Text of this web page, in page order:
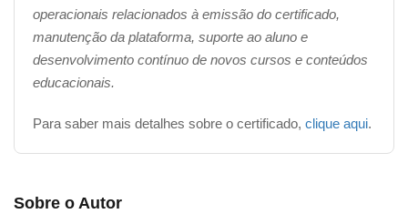
operacionais relacionados à emissão do certificado,
manutenção da plataforma, suporte ao aluno e
desenvolvimento contínuo de novos cursos e conteúdos
educacionais.
Para saber mais detalhes sobre o certificado, clique aqui.
Sobre o Autor